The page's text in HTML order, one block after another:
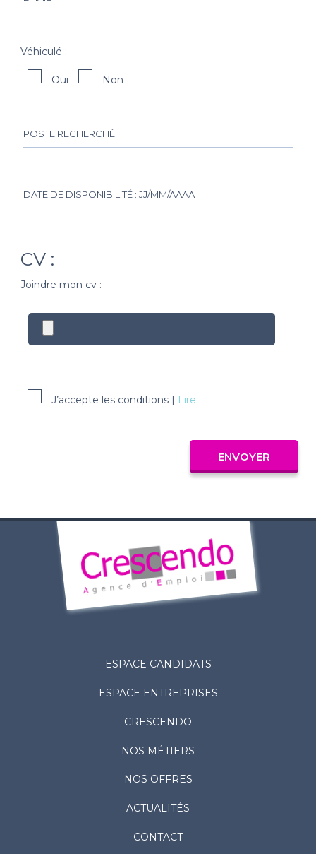
Véhiculé :
Oui Non
CV :
Joindre mon cv :
J’accepte les conditions | Lire
ESPACE CANDIDATS
ESPACE ENTREPRISES
CRESCENDO
NOS MÉTIERS
NOS OFFRES
ACTUALITÉS
CONTACT